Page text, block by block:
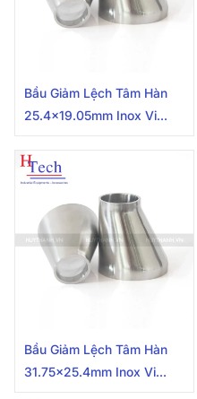
Bầu Giảm Lệch Tâm Hàn
25.4×19.05mm Inox Vi
Bầu Giảm Lệch Tâm Hàn
31.75×25.4mm Inox Vi